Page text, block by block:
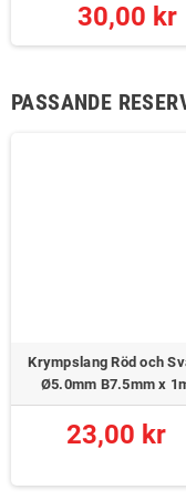
30,00 kr
PASSANDE
Krympslang Röd och
Ø5.0mm B7.5mm x
23,00 kr